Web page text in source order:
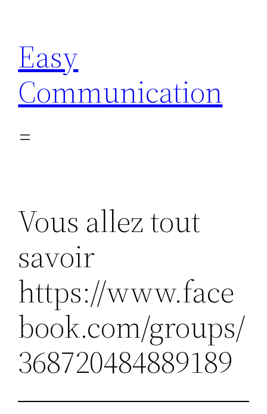
contenu
Easy
Communication
Vous allez tout
savoir
https://www.face
book.com/groups/
368720484889189